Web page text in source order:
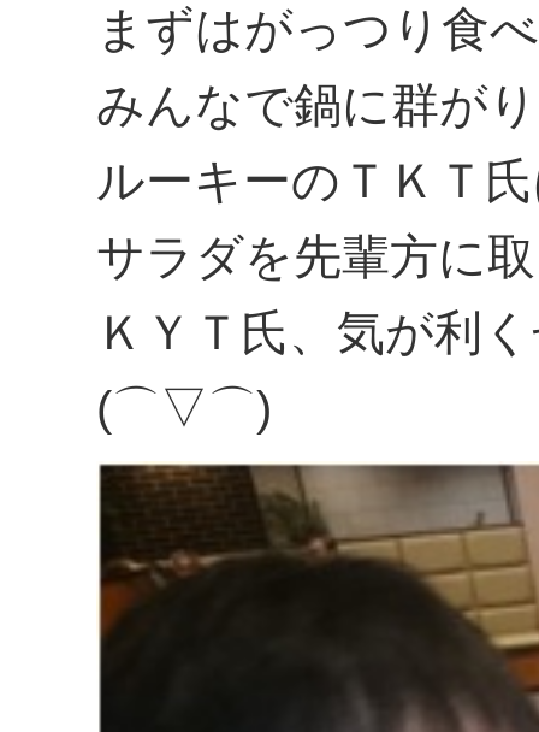
まずはがっつり食
みんなで鍋に群が
ルーキーのＴＫＴ
サラダを先輩方に
ＫＹＴ氏、気が利
(⌒▽⌒)